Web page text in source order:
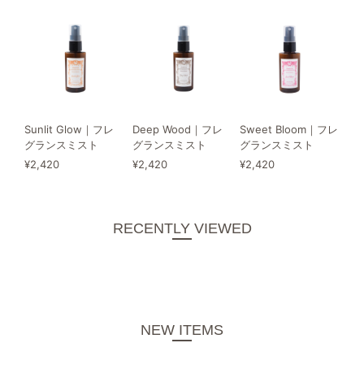
Sunlit Glow｜フレ
グランスミスト
¥2,420
Deep Wood｜フレ
グランスミスト
¥2,420
Sweet Bloom｜フレ
グランスミスト
¥2,420
RECENTLY VIEWED
NEW ITEMS